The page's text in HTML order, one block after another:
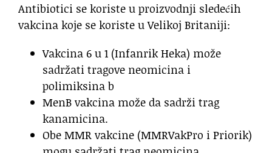
Antibiotici se koriste u proizvodnji sledećih
vakcina koje se koriste u Velikoj Britaniji:
Vakcina 6 u 1 (Infanrik Heka) može
sadržati tragove neomicina i
polimiksina b
MenB vakcina može da sadrži trag
kanamicina.
Obe MMR vakcine (MMRVakPro i Priorik)